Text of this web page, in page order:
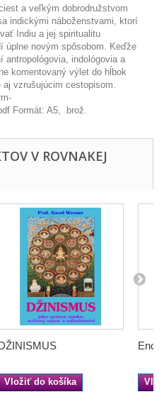
a veľkým dobrodružstvom
indickými náboženstvami, ktorí
Indiu a jej spiritualitu
úplne novým spôsobom. Keďže
antropológovia, indológovia a
komentovaný výlet do hĺbok
vzrušujúcim cestopisom.
Formát: A5, brož.
V ROVNAKEJ
Vložiť do košíka